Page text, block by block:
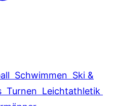
Schwimmen Ski &
Turnen Leichtathletik